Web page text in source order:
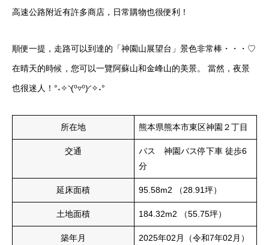
高速公路附近有許多商店，日常購物也很便利！
順便一提，走路可以到達的「神園山展望台」景色非常棒・・・♡
在晴天的時候，您可以一覽阿蘇山和金峰山的美景。 當然，夜景
也很迷人！°˖✧◝(⁰▿⁰)◜✧˖°
所在地 熊本県熊本市東区神園２丁目
交通
バス 神園バス停下車 徒歩6
分
延床面積 95.58m2 （28.91坪）
土地面積 184.32m2 （55.75坪）
築年月 2025年02月（令和7年02月）